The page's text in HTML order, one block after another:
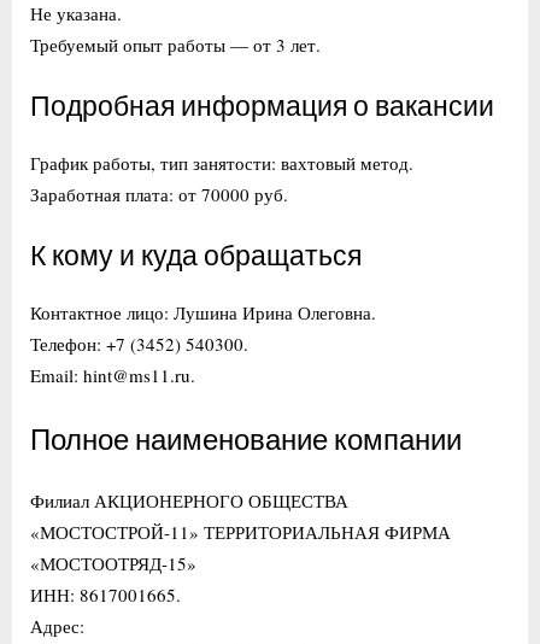
Не указана.
Требуемый опыт работы — от 3 лет.
Подробная информация о вакансии
График работы, тип занятости: вахтовый метод.
Заработная плата: от 70000 руб.
К кому и куда обращаться
Контактное лицо: Лушина Ирина Олеговна.
Телефон: +7 (3452) 540300.
Email: hint@ms11.ru.
Полное наименование компании
Филиал АКЦИОНЕРНОГО ОБЩЕСТВА
«МОСТОСТРОЙ-11» ТЕРРИТОРИАЛЬНАЯ ФИРМА
«МОСТООТРЯД-15»
ИНН: 8617001665.
Адрес: